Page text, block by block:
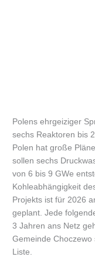
Polens ehrgeiziger
sechs Reaktoren bis
Polen hat große
sollen sechs
von 6 bis 9 GWe
Kohleabhängigkeit
Projekts ist für 2026
geplant. Jede
3 Jahren ans Netz
Gemeinde
Liste.